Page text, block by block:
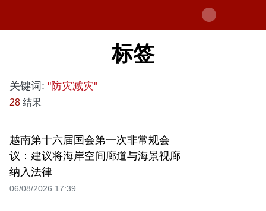
标签
关键词: "防灾减灾"
28 结果
越南第十六届国会第一次非常规会
议：建议将海岸空间廊道与海景视廊
纳入法律
06/08/2026 17:39